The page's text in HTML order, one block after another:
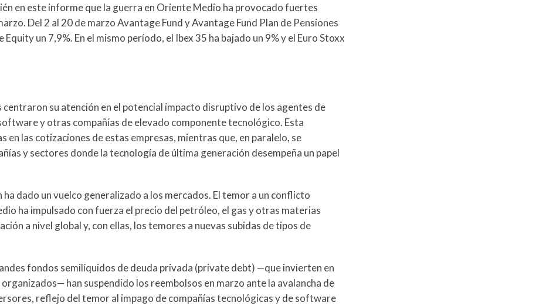
en este informe que la guerra en Oriente Medio ha provocado fuertes
Del 2 al 20 de marzo Avantage Fund y Avantage Fund Plan de Pensiones
un 7,9%. En el mismo período, el Ibex 35 ha bajado un 9% y el Euro Stoxx
su atención en el potencial impacto disruptivo de los agentes de
y otras compañías de elevado componente tecnológico. Esta
en las cotizaciones de estas empresas, mientras que, en paralelo, se
y sectores donde la tecnología de última generación desempeña un papel
dado un vuelco generalizado a los mercados. El temor a un conflicto
ha impulsado con fuerza el precio del petróleo, el gas y otras materias
a nivel global y, con ellas, los temores a nuevas subidas de tipos de
fondos semilíquidos de deuda privada (private debt) —que invierten en
han suspendido los reembolsos en marzo ante la avalancha de
reflejo del temor al impago de compañías tecnológicas y de software